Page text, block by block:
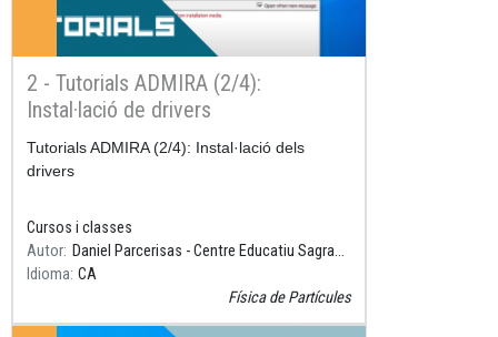
2 - Tutorials ADMIRA (2/4):
Instal·lació de drivers
Resum
Tutorials ADMIRA (2/4): Instal·lació dels
drivers
Cursos i classes
Autor
Daniel Parcerisas - Centre Educatiu Sagrada Família, Gavà
Idioma CA
Física de Partícules